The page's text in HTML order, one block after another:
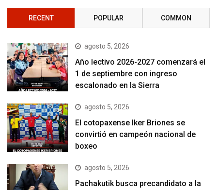
RECENT POPULAR COMMON
agosto 5, 2026
Año lectivo 2026-2027 comenzará el
1 de septiembre con ingreso
escalonado en la Sierra
agosto 5, 2026
El cotopaxense Iker Briones se
convirtió en campeón nacional de
boxeo
agosto 5, 2026
Pachakutik busca precandidato a la